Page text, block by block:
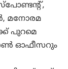
മനോരമ
പുറമെ
ഓഫീസറും